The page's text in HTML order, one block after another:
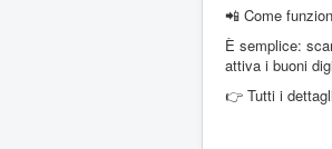
📲 Come
È semplice:
attiva i buoni
👉 Tutti i